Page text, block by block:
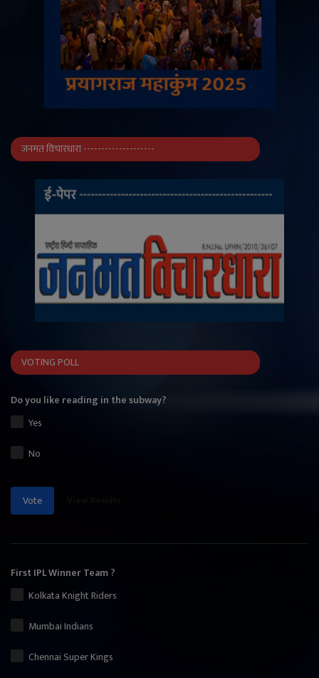
जनमत विचारधारा --------------------
VOTING POLL
Do you like reading in the subway?
Yes
No
Vote
First IPL Winner Team ?
Kolkata Knight Riders
Mumbai Indians
Chennai Super Kings